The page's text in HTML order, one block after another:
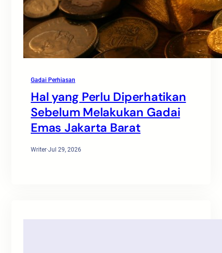
Gadai Perhiasan
Hal yang Perlu Diperhatikan
Sebelum Melakukan Gadai
Emas Jakarta Barat
Writer·Jul 29, 2026